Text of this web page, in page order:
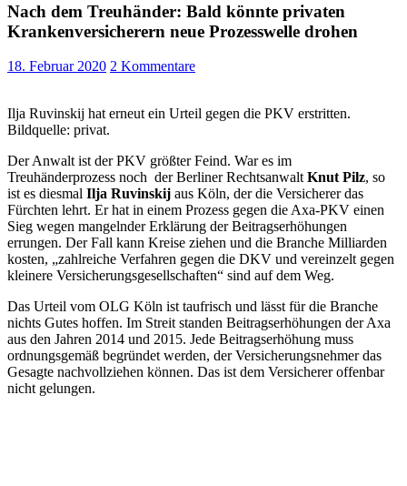
Nach dem Treuhänder: Bald könnte privaten
Krankenversicherern neue Prozesswelle drohen
18. Februar 2020 2 Kommentare
Ilja Ruvinskij hat erneut ein Urteil gegen die PKV erstritten.
Bildquelle: privat.
Der Anwalt ist der PKV größter Feind. War es im
Treuhänderprozess noch der Berliner RechtsanwaltKnut Pilz, so
ist es diesmal Ilja Ruvinskij aus Köln, der die Versicherer das
Fürchten lehrt. Er hat in einem Prozess gegen die Axa-PKV einen
Sieg wegen mangelnder Erklärung der Beitragserhöhungen
errungen. Der Fall kann Kreise ziehen und die Branche Milliarden
kosten, „zahlreiche Verfahren gegen die DKV und vereinzelt gegen
kleinere Versicherungsgesellschaften“ sind auf dem Weg.
Das Urteil vom OLG Köln ist taufrisch und lässt für die Branche
nichts Gutes hoffen. Im Streit standen Beitragserhöhungen der Axa
aus den Jahren 2014 und 2015. Jede Beitragserhöhung muss
ordnungsgemäß begründet werden, der Versicherungsnehmer das
Gesagte nachvollziehen können. Das ist dem Versicherer offenbar
nicht gelungen.